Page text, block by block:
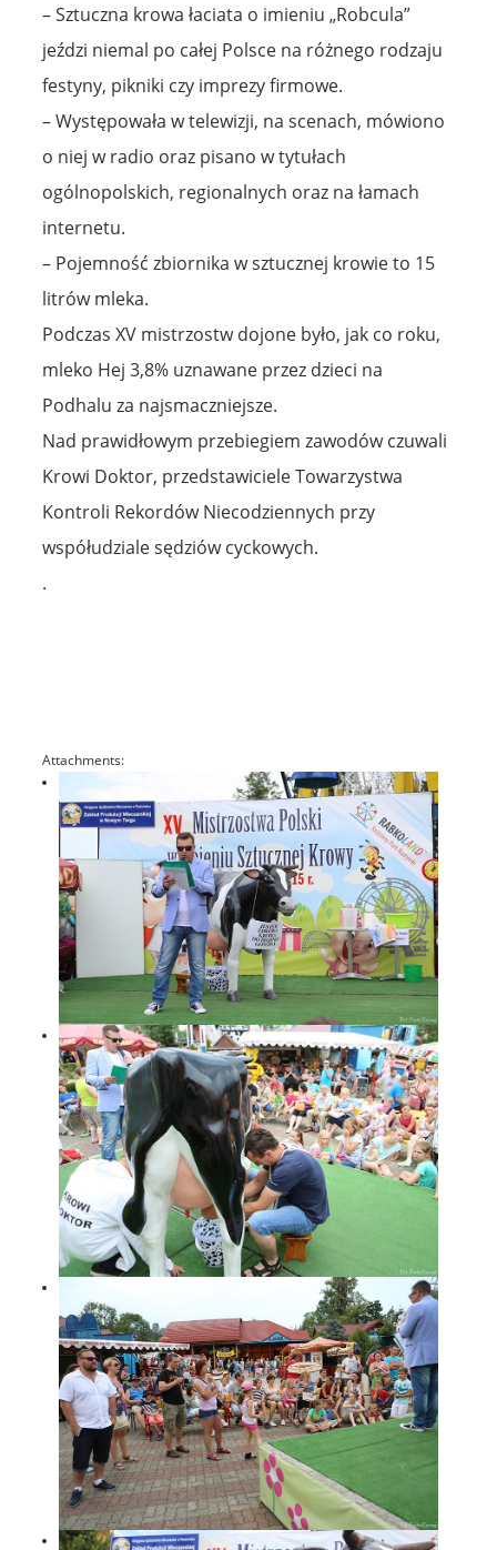
– Sztuczna krowa łaciata o imieniu „Robcula”
jeździ niemal po całej Polsce na różnego rodzaju
festyny, pikniki czy imprezy firmowe.
– Występowała w telewizji, na scenach, mówiono
o niej w radio oraz pisano w tytułach
ogólnopolskich, regionalnych oraz na łamach
internetu.
– Pojemność zbiornika w sztucznej krowie to 15
litrów mleka.
Podczas XV mistrzostw dojone było, jak co roku,
mleko Hej 3,8% uznawane przez dzieci na
Podhalu za najsmaczniejsze.
Nad prawidłowym przebiegiem zawodów czuwali
Krowi Doktor, przedstawiciele Towarzystwa
Kontroli Rekordów Niecodziennych przy
współudziale sędziów cyckowych.
.
Attachments: